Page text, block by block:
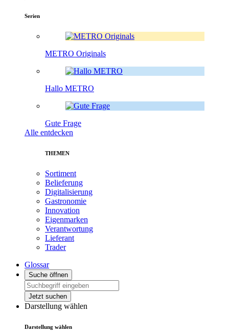
Serien
METRO Originals
Hallo METRO
Gute Frage
Alle entdecken
THEMEN
Sortiment
Belieferung
Digitalisierung
Gastronomie
Innovation
Eigenmarken
Verantwortung
Lieferant
Trader
Glossar
Suche öffnen
Jetzt suchen
Darstellung wählen
Darstellung wählen